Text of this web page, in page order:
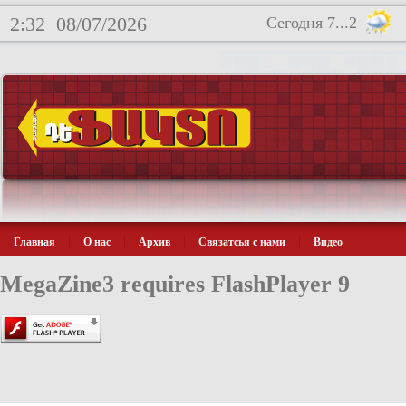
2:32 08/07/2026 Сегодня 7...2
Главная О нас Архив Связатсья с нами Видео
MegaZine3 requires FlashPlayer 9